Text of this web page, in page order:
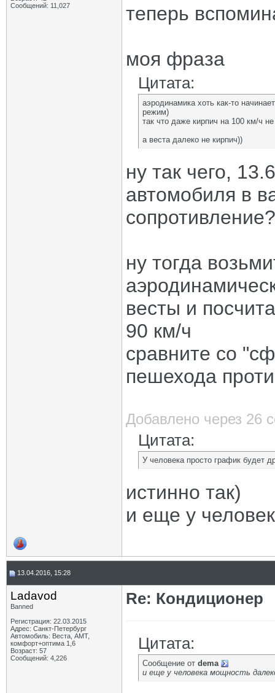
Сообщений: 11,027
теперь
моя фраза
Цитата:
аэродинамика хоть как-то
режим)
так что даже кирпич на 100 км/ч
а веста далеко не кирпич))
ну так чего,
автомобиля в
сопротивление?
ну тогда
весты и
90 км/ч
сравните со
пешехода
Добавлено через 26
Цитата:
У человека просто график будет
истинно так)
и еще у
13.04.2016, 15:28
Ladavod
Banned
Регистрация: 22.03.2015
Адрес: Санкт-Петербург
Автомобиль: Веста, АМТ,
комфорт+оптима 1,6
Возраст: 57
Сообщений: 4,226
Re: Кондиционер
Цитата:
Сообщение от dema
и еще у человека мощность